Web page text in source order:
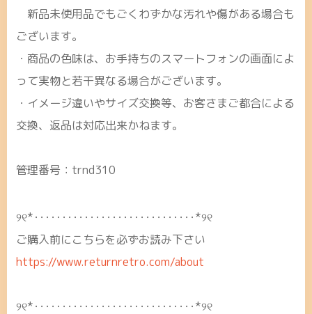
新品未使用品でもごくわずかな汚れや傷がある場合も
ございます。
・商品の色味は、お手持ちのスマートフォンの画面によ
って実物と若干異なる場合がございます。
・イメージ違いやサイズ交換等、お客さまご都合による
交換、返品は対応出来かねます。
管理番号：trnd310
୨୧*･････････････････････････････*୨୧
ご購入前にこちらを必ずお読み下さい
https://www.returnretro.com/about
୨୧*･････････････････････････････*୨୧